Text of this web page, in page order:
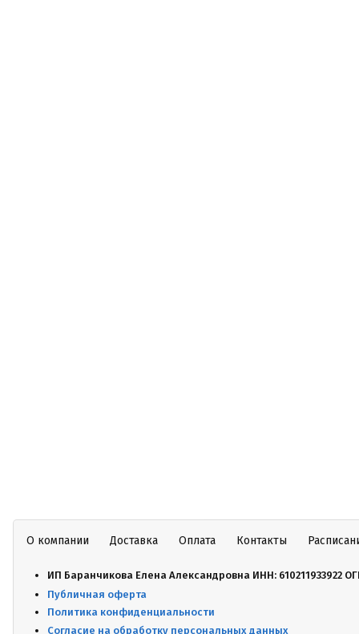
О компании Доставка Оплата Контакты
ИП Баранчикова Елена Александровна ИНН: 610211933922
Публичная оферта
Политика конфиденциальности
Согласие на обработку персональных данных